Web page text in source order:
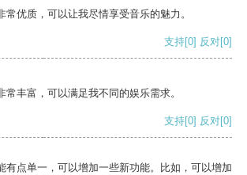
常优质，可以让我尽情享受音乐的魅力。
支持[0] 反对[0]
常丰富，可以满足我不同的娱乐需求。
支持[0] 反对[0]
有点单一，可以增加一些新功能。比如，可以增加